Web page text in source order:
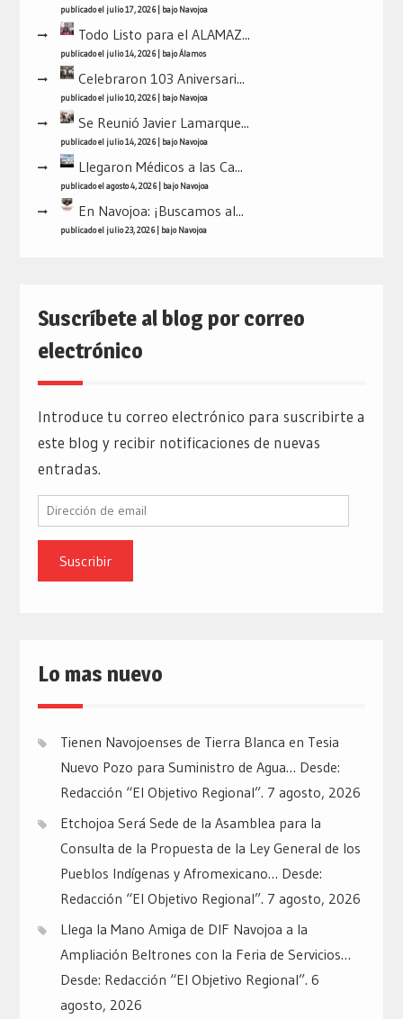
publicado el julio 17, 2026| bajoNavojoa
Todo Listo para el ALAMAZ...
publicado el julio 14, 2026| bajoÁlamos
Celebraron 103 Aniversari...
publicado el julio 10, 2026| bajoNavojoa
Se Reunió Javier Lamarque...
publicado el julio 14, 2026| bajoNavojoa
Llegaron Médicos a las Ca...
publicado el agosto 4, 2026| bajoNavojoa
En Navojoa: ¡Buscamos al...
publicado el julio 23, 2026| bajoNavojoa
Suscríbete al blog por correo
electrónico
Introduce tu correo electrónico para suscribirte a
este blog y recibir notificaciones de nuevas
entradas.
Dirección
email
Lo mas nuevo
Tienen Navojoenses de Tierra Blanca en Tesia
Nuevo Pozo para Suministro de Agua… Desde:
Redacción “El Objetivo Regional”. 7 agosto, 2026
Etchojoa Será Sede de la Asamblea para la
Consulta de la Propuesta de la Ley General de los
Pueblos Indígenas y Afromexicano… Desde:
Redacción “El Objetivo Regional”. 7 agosto, 2026
Llega la Mano Amiga de DIF Navojoa a la
Ampliación Beltrones con la Feria de Servicios…
Desde: Redacción “El Objetivo Regional”. 6
agosto, 2026